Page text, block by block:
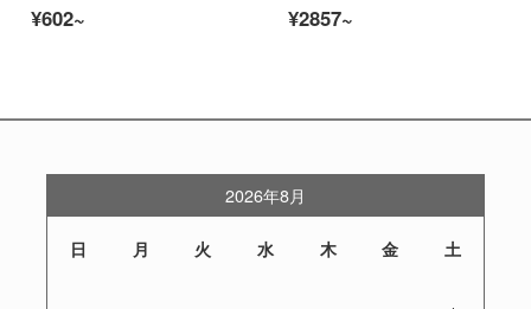
¥602~
¥2857~
2026年8月
日 月 火 水 木 金 土